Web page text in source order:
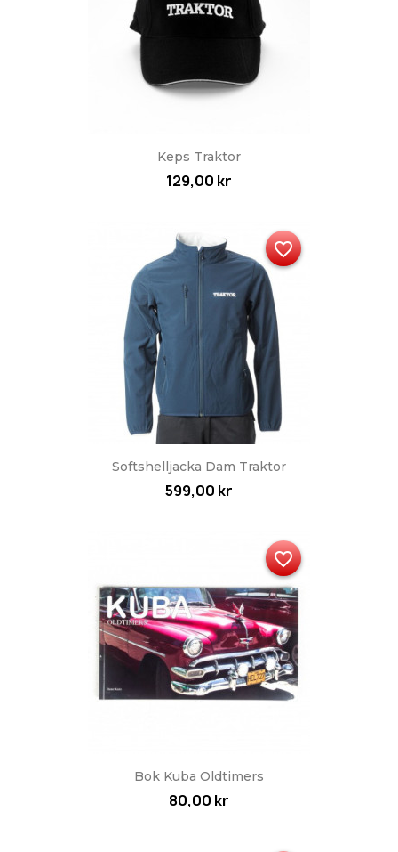
Keps Traktor
129,00 kr
Softshelljacka Dam Traktor
599,00 kr
favorite_border
Bok Kuba Oldtimers
80,00 kr
favorite_border